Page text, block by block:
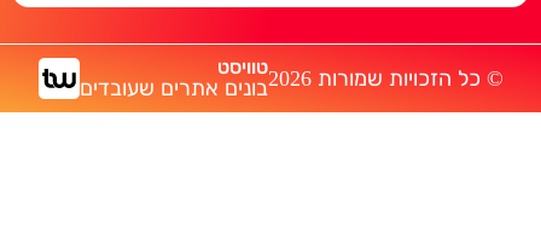
© כל הזכויות שמורות 2026 טוויסט
בונים אתרים שעובדים